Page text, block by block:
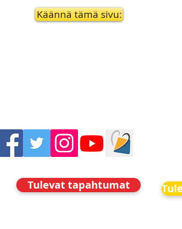
Käännä tämä sivu:
Tulevat tapahtumat